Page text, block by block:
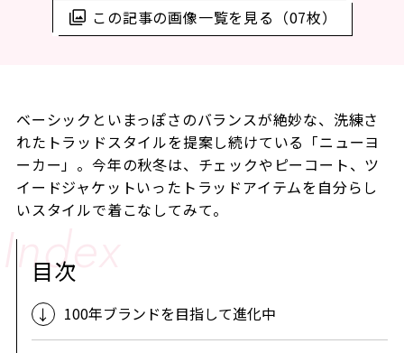
この記事の画像一覧を見る（07枚）
ベーシックといまっぽさのバランスが絶妙な、洗練さ
れたトラッドスタイルを提案し続けている「ニューヨ
ーカー」。今年の秋冬は、チェックやピーコート、ツ
イードジャケットいったトラッドアイテムを自分らし
いスタイルで着こなしてみて。
目次
100年ブランドを目指して進化中